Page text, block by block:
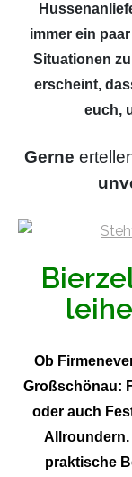
immer ein
Situationen
erscheint,
euch,
Gerne
Ob
Großschönau:
oder auch
Allroundern.
praktische